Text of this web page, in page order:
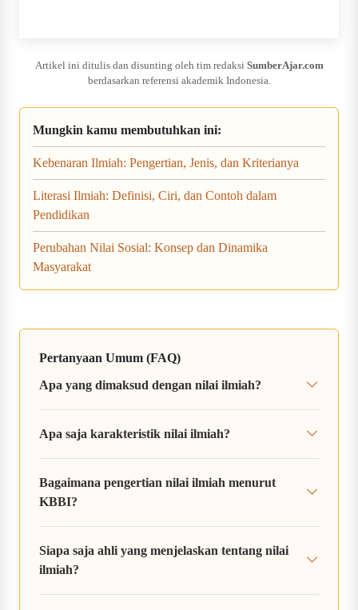
Artikel ini ditulis dan disunting oleh tim redaksi SumberAjar.com
berdasarkan referensi akademik Indonesia.
Mungkin kamu membutuhkan ini:
Kebenaran Ilmiah: Pengertian, Jenis, dan Kriterianya
Literasi Ilmiah: Definisi, Ciri, dan Contoh dalam
Pendidikan
Perubahan Nilai Sosial: Konsep dan Dinamika
Masyarakat
Pertanyaan Umum (FAQ)
Apa yang dimaksud dengan nilai ilmiah?
Apa saja karakteristik nilai ilmiah?
Bagaimana pengertian nilai ilmiah menurut
KBBI?
Siapa saja ahli yang menjelaskan tentang nilai
ilmiah?